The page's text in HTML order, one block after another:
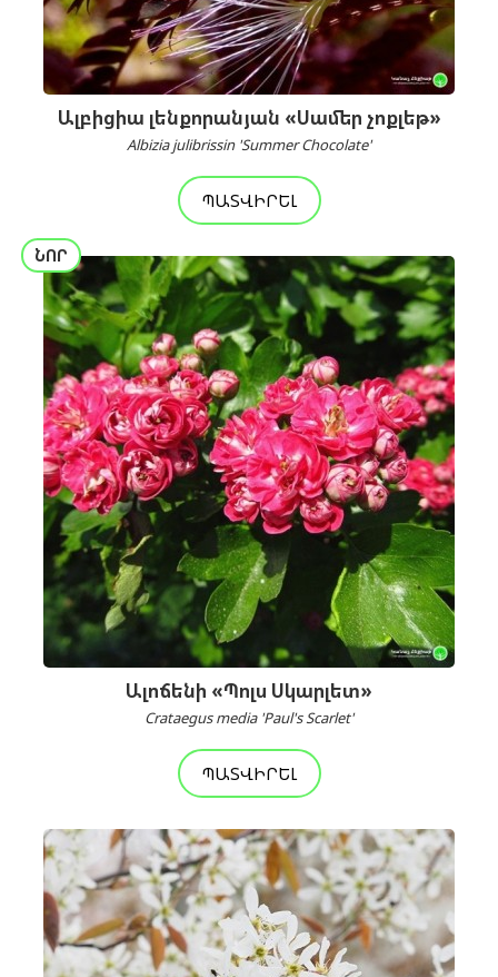
Ալբիցիա լենքորանյան «Սամեր չոքլեթ»
Albizia julibrissin 'Summer Chocolate'
ՊԱՏՎԻՐԵԼ
ՆՈՐ
Ալոճենի «Պոլս Սկարլետ»
Crataegus media 'Paul's Scarlet'
ՊԱՏՎԻՐԵԼ